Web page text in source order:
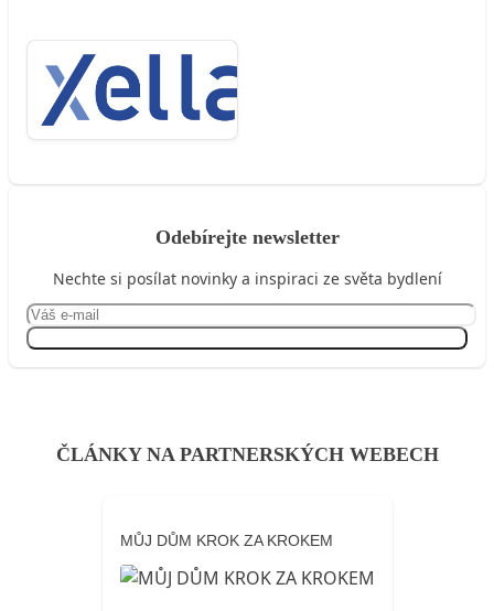
Odebírejte newsletter
Nechte si posílat novinky a inspiraci ze světa bydlení
ČLÁNKY NA PARTNERSKÝCH WEBECH
MŮJ DŮM KROK ZA KROKEM